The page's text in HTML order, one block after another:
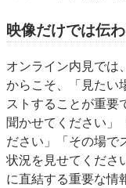
映像だけでは伝
オンライン内見では
からこそ、「見たい
ストすることが重要
聞かせてください」
ださい」「その場で
状況を見せてくださ
に直結する重要な情